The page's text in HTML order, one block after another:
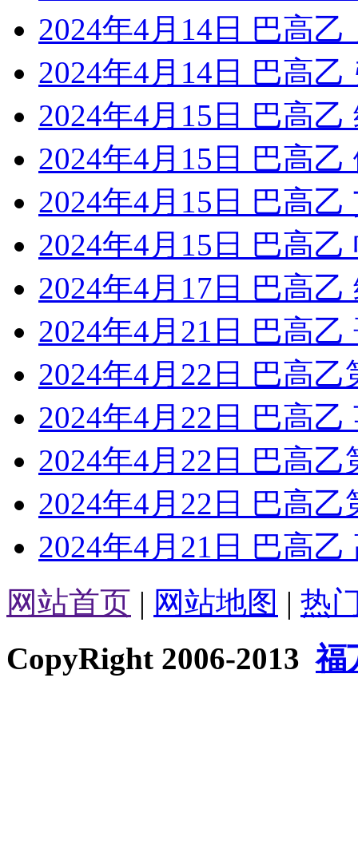
2024年4月14日 巴高
2024年4月14日 巴高
2024年4月15日 巴高
2024年4月15日 巴高
2024年4月15日 巴高
2024年4月15日 巴高
2024年4月17日 巴高
2024年4月21日 巴高
2024年4月22日 巴高
2024年4月22日 巴高
2024年4月22日 巴高
2024年4月22日 巴高
2024年4月21日 巴高
网站首页 | 网站地图 | 热
CopyRight 2006-2013福